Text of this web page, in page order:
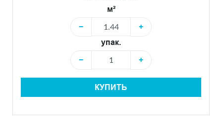
м²
−
+
упак.
−
+
КУПИТЬ